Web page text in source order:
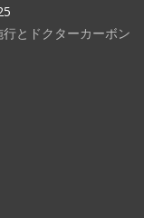
とドクターカーボン